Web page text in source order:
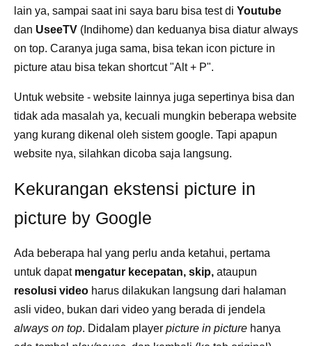
lain ya, sampai saat ini saya baru bisa test di Youtube
dan UseeTV (Indihome) dan keduanya bisa diatur always
on top. Caranya juga sama, bisa tekan icon picture in
picture atau bisa tekan shortcut "Alt + P".
Untuk website - website lainnya juga sepertinya bisa dan
tidak ada masalah ya, kecuali mungkin beberapa website
yang kurang dikenal oleh sistem google. Tapi apapun
website nya, silahkan dicoba saja langsung.
Kekurangan ekstensi picture in
picture by Google
Ada beberapa hal yang perlu anda ketahui, pertama
untuk dapat mengatur kecepatan, skip, ataupun
resolusi video harus dilakukan langsung dari halaman
asli video, bukan dari video yang berada di jendela
always on top. Didalam player picture in picture hanya